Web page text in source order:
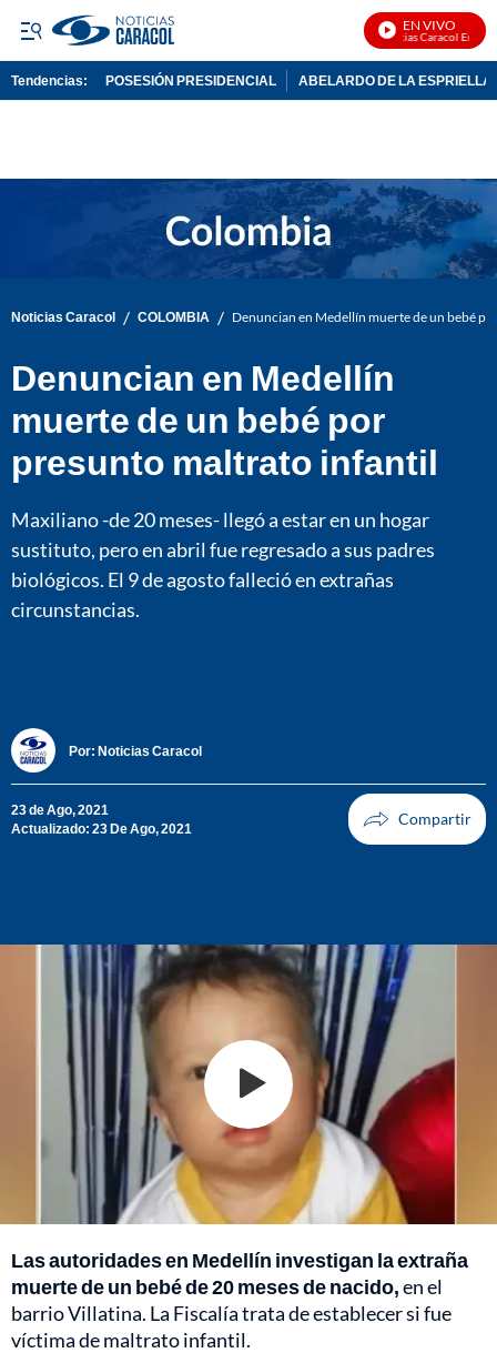
EN VIVO
Noticias Caracol En Vivo
Tendencias: POSESIÓN PRESIDENCIAL ABELARDO DE LA ESPRIELLA
Noticias Caracol / COLOMBIA / Denuncian en Medellín muerte de un bebé
Denuncian en Medellín
muerte de un bebé por
presunto maltrato infantil
Maxiliano -de 20 meses- llegó a estar en un hogar
sustituto, pero en abril fue regresado a sus padres
biológicos. El 9 de agosto falleció en extrañas
circunstancias.
Por: Noticias Caracol
23 de Ago, 2021
Actualizado: 23 De Ago, 2021
Las autoridades en Medellín investigan la extraña
muerte de un bebé de 20 meses de nacido,en el
barrio Villatina. La Fiscalía trata de establecer si fue
víctima de maltrato infantil.